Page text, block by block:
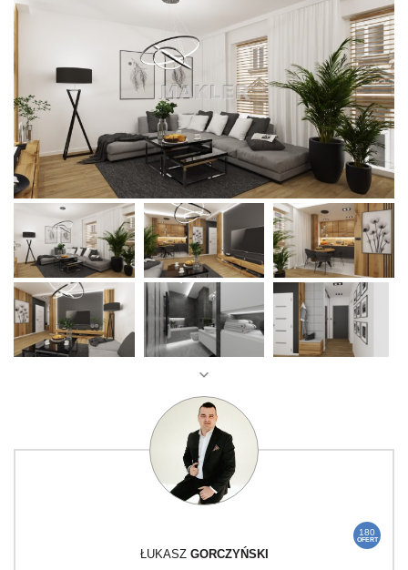
180
OFERT
ŁUKASZ GORCZYŃSKI